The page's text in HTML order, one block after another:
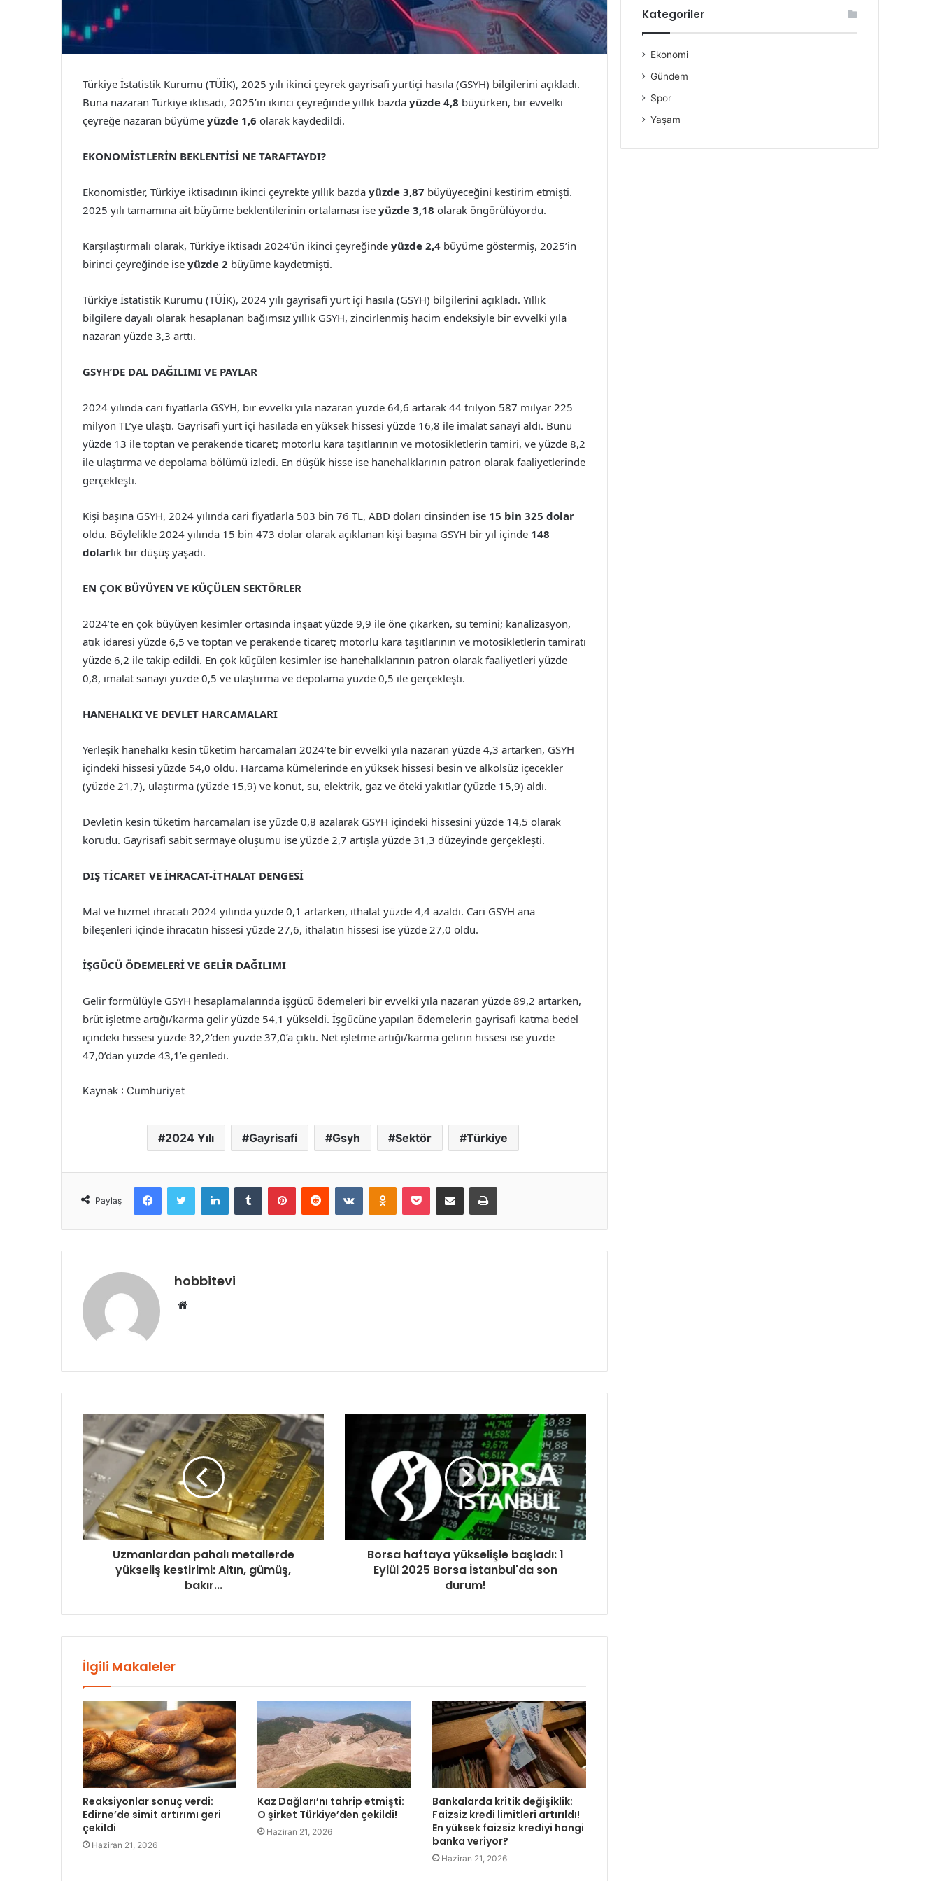
Türkiye İstatistik Kurumu (TÜİK), 2025 yılı ikinci çeyrek gayrisafi yurtiçi hasıla (GSYH) bilgilerini açıkladı.
Buna nazaran Türkiye iktisadı, 2025’in ikinci çeyreğinde yıllık bazda yüzde 4,8 büyürken, bir evvelki
çeyreğe nazaran büyüme yüzde 1,6 olarak kaydedildi.
EKONOMİSTLERİN BEKLENTİSİ NE TARAFTAYDI?
Ekonomistler, Türkiye iktisadının ikinci çeyrekte yıllık bazda yüzde 3,87 büyüyeceğini kestirim etmişti.
2025 yılı tamamına ait büyüme beklentilerinin ortalaması ise yüzde 3,18 olarak öngörülüyordu.
Karşılaştırmalı olarak, Türkiye iktisadı 2024’ün ikinci çeyreğinde yüzde 2,4 büyüme göstermiş, 2025’in
birinci çeyreğinde ise yüzde 2 büyüme kaydetmişti.
Türkiye İstatistik Kurumu (TÜİK), 2024 yılı gayrisafi yurt içi hasıla (GSYH) bilgilerini açıkladı. Yıllık
bilgilere dayalı olarak hesaplanan bağımsız yıllık GSYH, zincirlenmiş hacim endeksiyle bir evvelki yıla
nazaran yüzde 3,3 arttı.
GSYH’DE DAL DAĞILIMI VE PAYLAR
2024 yılında cari fiyatlarla GSYH, bir evvelki yıla nazaran yüzde 64,6 artarak 44 trilyon 587 milyar 225
milyon TL’ye ulaştı. Gayrisafi yurt içi hasılada en yüksek hissesi yüzde 16,8 ile imalat sanayi aldı. Bunu
yüzde 13 ile toptan ve perakende ticaret; motorlu kara taşıtlarının ve motosikletlerin tamiri, ve yüzde 8,2
ile ulaştırma ve depolama bölümü izledi. En düşük hisse ise hanehalklarının patron olarak faaliyetlerinde
gerçekleşti.
Kişi başına GSYH, 2024 yılında cari fiyatlarla 503 bin 76 TL, ABD doları cinsinden ise 15 bin 325 dolar
oldu. Böylelikle 2024 yılında 15 bin 473 dolar olarak açıklanan kişi başına GSYH bir yıl içinde 148
dolarlık bir düşüş yaşadı.
EN ÇOK BÜYÜYEN VE KÜÇÜLEN SEKTÖRLER
2024’te en çok büyüyen kesimler ortasında inşaat yüzde 9,9 ile öne çıkarken, su temini; kanalizasyon,
atık idaresi yüzde 6,5 ve toptan ve perakende ticaret; motorlu kara taşıtlarının ve motosikletlerin tamiratı
yüzde 6,2 ile takip edildi. En çok küçülen kesimler ise hanehalklarının patron olarak faaliyetleri yüzde
0,8, imalat sanayi yüzde 0,5 ve ulaştırma ve depolama yüzde 0,5 ile gerçekleşti.
HANEHALKI VE DEVLET HARCAMALARI
Yerleşik hanehalkı kesin tüketim harcamaları 2024’te bir evvelki yıla nazaran yüzde 4,3 artarken, GSYH
içindeki hissesi yüzde 54,0 oldu. Harcama kümelerinde en yüksek hissesi besin ve alkolsüz içecekler
(yüzde 21,7), ulaştırma (yüzde 15,9) ve konut, su, elektrik, gaz ve öteki yakıtlar (yüzde 15,9) aldı.
Devletin kesin tüketim harcamaları ise yüzde 0,8 azalarak GSYH içindeki hissesini yüzde 14,5 olarak
korudu. Gayrisafi sabit sermaye oluşumu ise yüzde 2,7 artışla yüzde 31,3 düzeyinde gerçekleşti.
DIŞ TİCARET VE İHRACAT-İTHALAT DENGESİ
Mal ve hizmet ihracatı 2024 yılında yüzde 0,1 artarken, ithalat yüzde 4,4 azaldı. Cari GSYH ana
bileşenleri içinde ihracatın hissesi yüzde 27,6, ithalatın hissesi ise yüzde 27,0 oldu.
İŞGÜCÜ ÖDEMELERİ VE GELİR DAĞILIMI
Gelir formülüyle GSYH hesaplamalarında işgücü ödemeleri bir evvelki yıla nazaran yüzde 89,2 artarken,
brüt işletme artığı/karma gelir yüzde 54,1 yükseldi. İşgücüne yapılan ödemelerin gayrisafi katma bedel
içindeki hissesi yüzde 32,2’den yüzde 37,0’a çıktı. Net işletme artığı/karma gelirin hissesi ise yüzde
47,0’dan yüzde 43,1’e geriledi.
Kaynak : Cumhuriyet
2024 Yılı Gayrisafi Gsyh Sektör Türkiye
Paylaş
FacebookTwitter LinkedInTumblr PinterestReddit VKontakteOdnoklassniki
Pocket E-Posta ile paylaş Yazdır
hobbitevi
Web
Uzmanlardan pahalı metallerde
yükseliş kestirimi: Altın, gümüş,
bakır...
Borsa haftaya yükselişle başladı: 1
Eylül 2025 Borsa İstanbul'da son
durum!
İlgili Makaleler
Reaksiyonlar sonuç verdi:
Edirne’de simit artırımı geri
çekildi
Haziran 21, 2026
Kaz Dağları’nı tahrip etmişti:
O şirket Türkiye’den çekildi!
Haziran 21, 2026
Bankalarda kritik değişiklik:
Faizsiz kredi limitleri artırıldı!
En yüksek faizsiz krediyi hangi
banka veriyor?
Haziran 21, 2026
Kategoriler
Ekonomi
Gündem
Spor
Yaşam